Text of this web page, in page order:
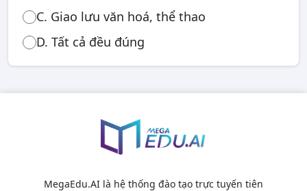
C. Giao lưu văn hoá, thể thao
D. Tất cả đều đúng
MegaEdu.AI là hệ thống đào tạo trực tuyến tiên